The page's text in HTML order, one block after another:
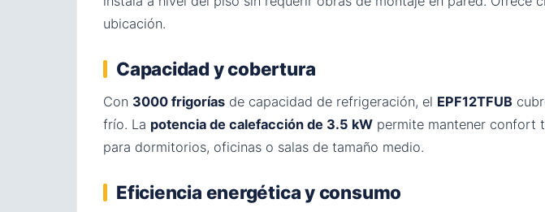
ubicación.
Capacidad y cobertura
Con 3000 frigorías de capacidad de refrigeración, el EPF12TFUB
frío. La potencia de calefacción de 3.5 kW permite mantener confort
para dormitorios, oficinas o salas de tamaño medio.
Eficiencia energética y consumo